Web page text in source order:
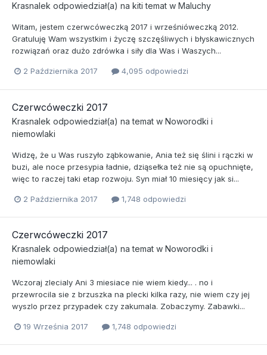
Krasnalek odpowiedział(a) na kiti temat w Maluchy
Witam, jestem czerwcóweczką 2017 i wrześnióweczką 2012.
Gratuluję Wam wszystkim i życzę szczęśliwych i błyskawicznych
rozwiązań oraz dużo zdrówka i siły dla Was i Waszych...
2 Października 2017 4,095 odpowiedzi
Czerwcóweczki 2017
Krasnalek odpowiedział(a) na temat w Noworodki i
niemowlaki
Widzę, że u Was ruszyło ząbkowanie, Ania też się ślini i rączki w
buzi, ale noce przesypia ładnie, dziąsełka też nie są opuchnięte,
więc to raczej taki etap rozwoju. Syn miał 10 miesięcy jak si...
2 Października 2017 1,748 odpowiedzi
Czerwcóweczki 2017
Krasnalek odpowiedział(a) na temat w Noworodki i
niemowlaki
Wczoraj zlecialy Ani 3 miesiace nie wiem kiedy... . no i
przewrocila sie z brzuszka na plecki kilka razy, nie wiem czy jej
wyszlo przez przypadek czy zakumala. Zobaczymy. Zabawki...
19 Września 2017 1,748 odpowiedzi